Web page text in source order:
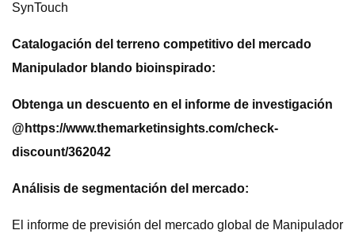
SynTouch
Catalogación del terreno competitivo del mercado
Manipulador blando bioinspirado:
Obtenga un descuento en el informe de investigación
@ https://www.themarketinsights.com/check-
discount/362042
Análisis de segmentación del mercado:
El informe de previsión del mercado global de Manipulador